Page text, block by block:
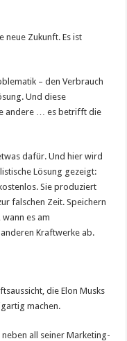
neue Zukunft. Es ist
– den Verbrauch
Und diese
andere … es betrifft die
dafür. Und hier wird
Lösung gezeigt:
Sie produziert
falschen Zeit. Speichern
es am
Kraftwerke ab.
die Elon Musks
machen.
neben all seiner Marketing-